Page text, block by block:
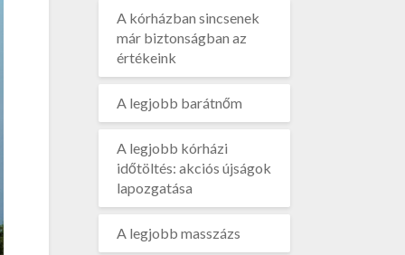
A kórházban sincsenek
már biztonságban az
értékeink
A legjobb barátnőm
A legjobb kórházi
időtöltés: akciós újságok
lapozgatása
A legjobb masszázs